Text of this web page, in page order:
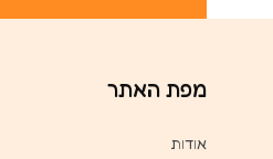
מפת האתר
אודות